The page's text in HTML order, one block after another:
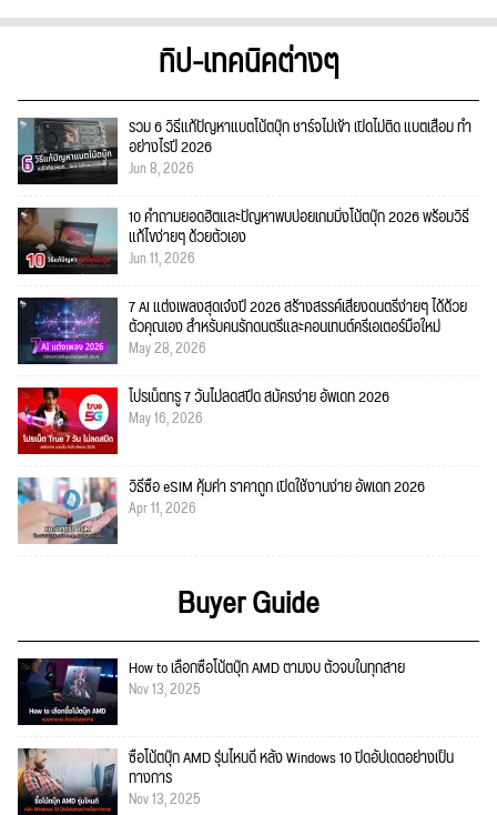
ทิป-เทคนิคต่างๆ
รวม 6 วิธีแก้ปัญหาแบตโน้ตบุ๊ก ชาร์จไม่เข้า เปิดไม่ติด แบตเสื่อม ทำ
อย่างไรปี 2026
Jun 8, 2026
10 คำถามยอดฮิตและปัญหาพบบ่อยเกมมิ่งโน้ตบุ๊ก 2026 พร้อมวิธี
แก้ไขง่ายๆ ด้วยตัวเอง
Jun 11, 2026
7 AI แต่งเพลงสุดเจ๋งปี 2026 สร้างสรรค์เสียงดนตรีง่ายๆ ได้ด้วย
ตัวคุณเอง สำหรับคนรักดนตรีและคอนเทนต์ครีเอเตอร์มือใหม่
May 28, 2026
โปรเน็ตทรู 7 วันไม่ลดสปีด สมัครง่าย อัพเดท 2026
May 16, 2026
วิธีซื้อ eSIM คุ้มค่า ราคาถูก เปิดใช้งานง่าย อัพเดท 2026
Apr 11, 2026
Buyer Guide
How to เลือกซื้อโน้ตบุ๊ก AMD ตามงบ ตัวจบในทุกสาย
Nov 13, 2025
ซื้อโน้ตบุ๊ก AMD รุ่นไหนดี หลัง Windows 10 ปิดอัปเดตอย่างเป็น
ทางการ
Nov 13, 2025